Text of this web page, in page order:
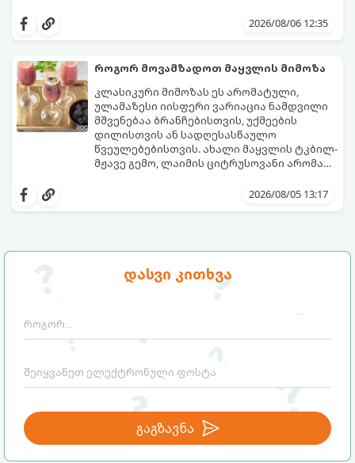
დასვი კითხვა
გაგზავნა
სალათებთან ერთად ან ტახინის (სესამის)
მდგომარეობს, რომ გამოიყენება
შეწვისას ფორმა იდეალურად შეინარჩუნოს
და არ დაიშალოს.
მომზადების დრო: 20 წუთი (დამატებით
მუხუდოს ჩალბობის დრო: 12-24 საათი)
შეწვის დრო: 10–15 წუთი ულუფა: 20–24 ცალი
ბურთულა (4–6 პორცია)
2026/08/06 12:35
როგორ მოვამზადოთ მაყვლის მიმოზა
კლასიკური მიმოზას ეს არომატული,
ულამაზესი იისფერი ვარიაცია ნამდვილი
მშვენებაა ბრანჩებისთვის, უქმეების
დილისთვის ან სადღესასწაულო
წვეულებებისთვის. ახალი მაყვლის ტკბილ-
მჟავე გემო, ლაიმის ციტრუსოვანი არომატი
საოცრად დახვეწილ და მაგრილებელ
და მის მომზადებას მინიმალური2026/08/05 13:17